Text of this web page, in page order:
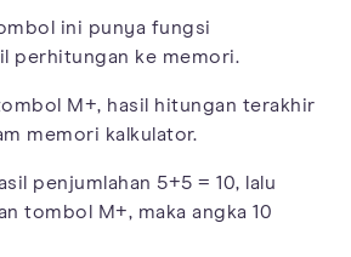
ini punya fungsi
perhitungan ke memori.
M+, hasil hitungan terakhir
memori kalkulator.
penjumlahan 5+5 = 10, lalu
tombol M+, maka angka 10